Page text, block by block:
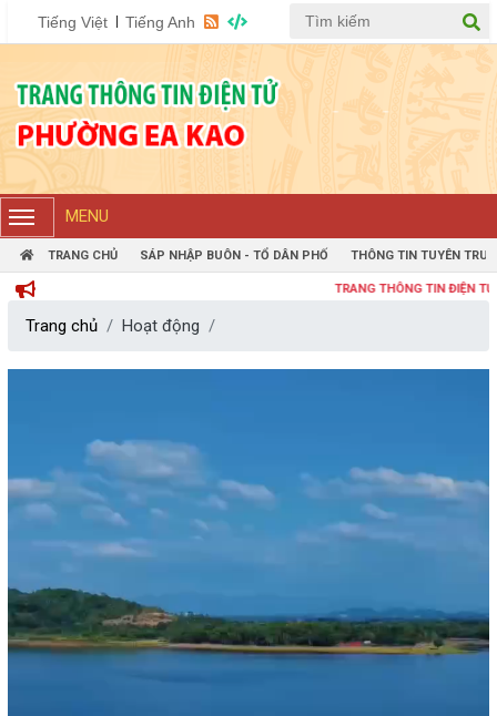
Tiếng Việt Tiếng Anh
MENU
TRANG CHỦ SÁP NHẬP BUÔN - TỔ DÂN PHỐ THÔNG TIN TUYÊN
TRANG THÔNG TIN ĐIỆN TỬ
Trang chủ Hoạt động